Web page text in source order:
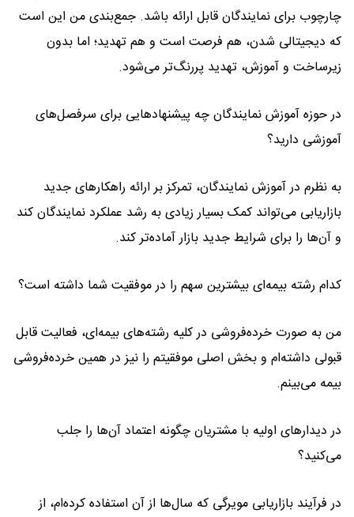
چارچوب برای نمایندگان قابل ارائه باشد. جمع‌بندی من این است
که دیجیتالی شدن، هم فرصت است و هم تهدید؛ اما بدون
زیرساخت و آموزش، تهدید پررنگ‌تر می‌شود.
در حوزه آموزش نمایندگان چه پیشنهادهایی برای سرفصل‌های
آموزشی دارید؟
به نظرم در آموزش نمایندگان، تمرکز بر ارائه راهکارهای جدید
بازاریابی می‌تواند کمک بسیار زیادی به رشد عملکرد نمایندگان کند
و آن‌ها را برای شرایط جدید بازار آماده‌تر کند.
کدام رشته بیمه‌ای بیشترین سهم را در موفقیت شما داشته است؟
من به صورت خرده‌فروشی در کلیه رشته‌های بیمه‌ای، فعالیت قابل
قبولی داشته‌ام و بخش اصلی موفقیتم را نیز در همین خرده‌فروشی
بیمه می‌بینم.
در دیدارهای اولیه با مشتریان چگونه اعتماد آن‌ها را جلب
می‌کنید؟
در فرآیند بازاریابی مویرگی که سال‌ها از آن استفاده کرده‌ام، از